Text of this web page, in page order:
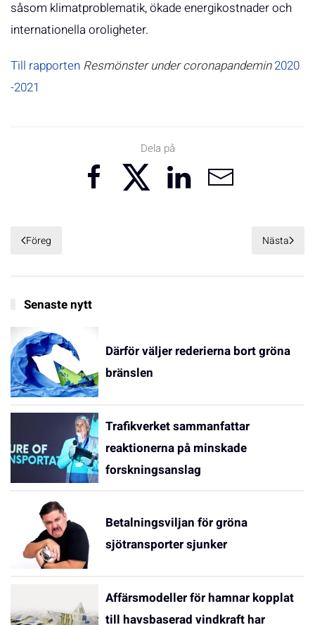
såsom klimatproblematik, ökade energikostnader och
internationella oroligheter.
Till rapporten Resmönster under coronapandemin2020
-2021
Dela på
Föreg Nästa
Senaste nytt
Därför väljer rederierna bort gröna
bränslen
Trafikverket sammanfattar
reaktionerna på minskade
forskningsanslag
Betalningsviljan för gröna
sjötransporter sjunker
Affärsmodeller för hamnar kopplat
till havsbaserad vindkraft har